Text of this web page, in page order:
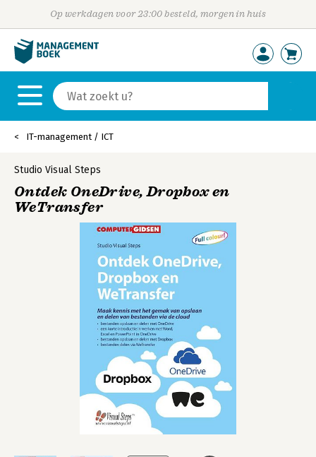
Op werkdagen voor 23:00 besteld, morgen in huis
IT-management / ICT
Studio Visual Steps
Ontdek OneDrive, Dropbox en
WeTransfer